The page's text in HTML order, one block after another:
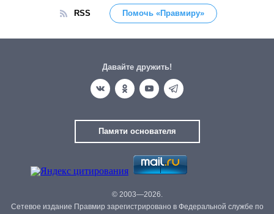
RSS Помочь «Правмиру»
Давайте дружить!
Памяти основателя
© 2003—2026.
Сетевое издание Правмир зарегистрировано в Федеральной службе по